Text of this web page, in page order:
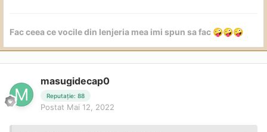
Fac ceea ce vocile din lenjeria mea imi spun sa fac 🤪🤪🤪
masugidecap0
Reputație: 88
Postat Mai 12, 2022